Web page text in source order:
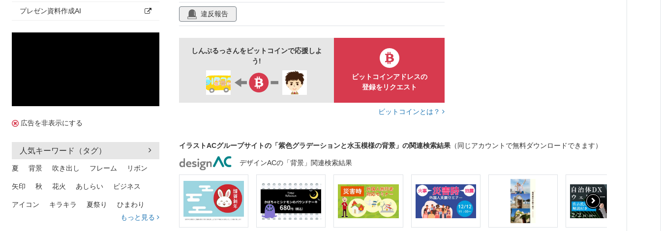
プレゼン資料作成AI
広告を非表示にする
人気キーワード（タグ）
夏 背景 吹き出し フレーム リボン
矢印 秋 花火 あしらい ビジネス
アイコン キラキラ 夏祭り ひまわり
熱中症
もっと見る
違反報告
しんぷるっさんをビットコインで応援しよ
う!
ビットコインアドレスの
登録をリクエスト
ビットコインとは？
イラストACグループサイトの「紫色グラデーションと水玉模様の背景」の関連検索結果 （同じアカウントで無料ダウンロードできます）
デザインACの「背景」関連検索結果